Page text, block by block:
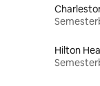
Hilton